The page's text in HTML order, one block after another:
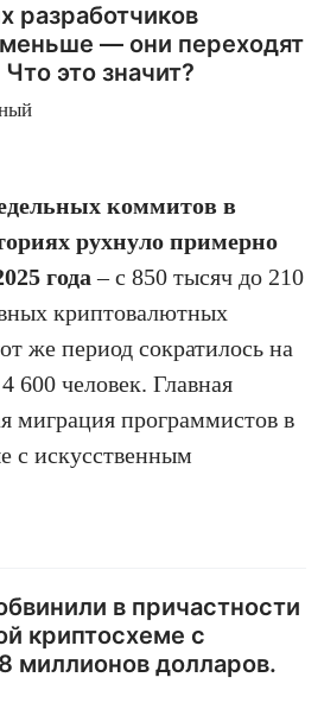
разработчиков
меньше — они переходят
это значит?
коммитов в
рухнуло примерно
года– с 850 тысяч до 210
криптовалютных
же период сократилось на
600 человек. Главная
миграция программистов в
с искусственным
в причастности
криптосхеме с
миллионов долларов.